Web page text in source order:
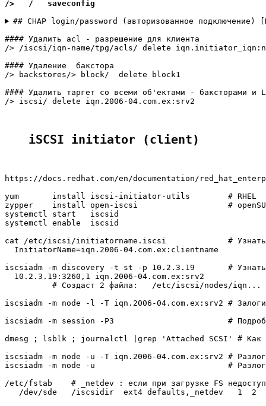
## CHAP login/password (авторизованное подключение)
#### Удалить acl - разрешение для клиента
/> /iscsi/iqn-name/tpg/acls/ delete
#### Удаление  бакстора
/> backstores/> block/  delete block1
#### Удалить таргет со всеми об'ектами - баксторами и
/> iscsi/ delete iqn.2006-04.com.ex:srv2
iSCSI initiator (client)
https://docs.redhat.com/en/documentation/
yum       install iscsi-initiator-utils        # RHEL
zypper    install open-iscsi                   #
systemctl start   iscsid
systemctl enable  iscsid
cat /etc/iscsi/initiatorname.iscsi             # Узнать/
  InitiatorName=iqn.2006-04.com.ex:clientname
iscsiadm -m discovery -t st -p 10.2.3.19       #
  10.2.3.19:3260,1 iqn.2006-04.com.ex:srv2
# Создаст 2 файла:   /etc/iscsi/nodes/
iscsiadm -m node -l -T iqn.2006-04.com.ex:srv2 #
iscsiadm -m session -P3                        #
dmesg ; lsblk ; journalctl |grep 'Attached SCSI' # Как
iscsiadm -m node -u -T iqn.2006-04.com.ex:srv2 #
iscsiadm -m node -u                            #
/etc/fstab    # _netdev : если при загрузке FS
   /dev/sde   /iscsidir  ext4 defaults,_netdev   1  2